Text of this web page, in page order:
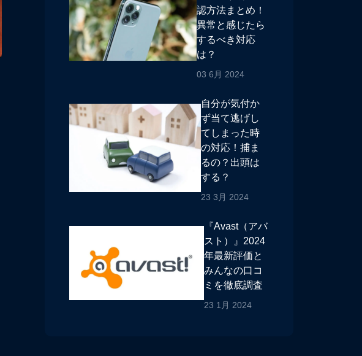
認方法まとめ！
異常と感じたら
するべき対応
は？
03 6月 2024
自分が気付か
ず当て逃げし
てしまった時
の対応！捕ま
るの？出頭は
する？
23 3月 2024
『Avast（アバ
スト）』2024
年最新評価と
みんなの口コ
ミを徹底調査
23 1月 2024